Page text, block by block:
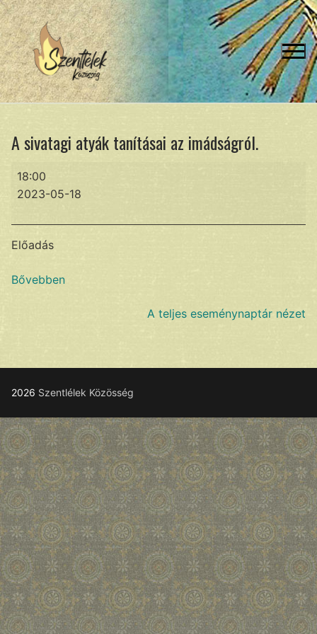
Ugrás
a
tartalomra
A sivatagi atyák tanításai az imádságról.
sivatagi
tanításai
az
18:00
2023-05-18
Előadás
Bővebben
A teljes eseménynaptár nézet
2026 Szentlélek Közösség